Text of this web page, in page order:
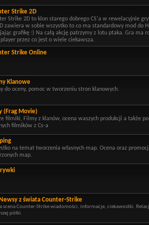
Strike 2D
Strike 2D to klon starego dobrego CS'a w rewelacyjnie
zawiera w sobie wszystko to co ma standardowy mod do
grafikę :) Na całą akcję patrzymy z lotu ptaka. Gra ma
przez co jest o wiele ciekawsza.
Strike Online
Klanowe
do oceny, pomoc w tworzeniu stron klanowych.
(Frag Movie)
filmiki, Filmy z klanów, ocena waszych produkcji a także
filmików z Cs-a
na temat tworzenia własnych map. Ocena oraz
map.
Newsy z świata Counter-Strike
scena Counter-Strike wiadomości, informacje, ciekawostki.
półki.